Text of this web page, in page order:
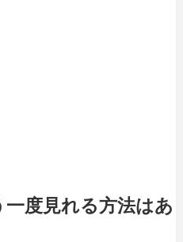
度見れる方法はあ